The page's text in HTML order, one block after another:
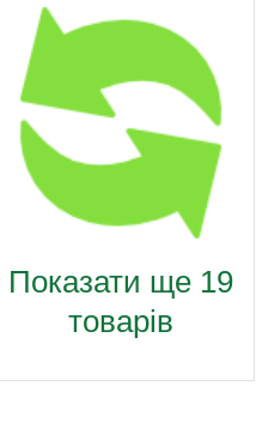
Показати ще 19
товарів